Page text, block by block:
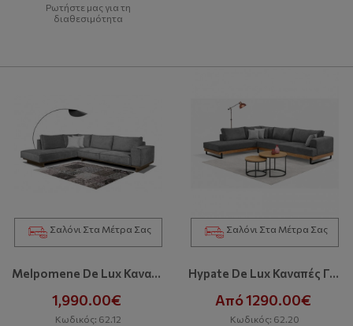
Ρωτήστε μας για τη
διαθεσιμότητα
Σαλόνι Στα Μέτρα Σας
Melpomene De Lux Καναπές
1,990.00€
Κωδικός: 62.12
Σαλόνι Στα Μέτρα Σας
Hypate De Lux Καναπές Γωνία
Από 1290.00€
Κωδικός: 62.20